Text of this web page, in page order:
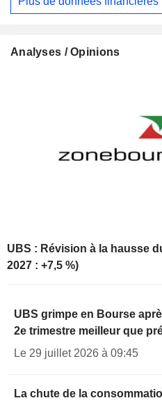
Analyses / Opinions
UBS : Révision à la hausse
2027 : +7,5 %)
UBS grimpe en Bourse
2e trimestre meilleur que
Le 29 juillet 2026 à 09:45
La chute de la